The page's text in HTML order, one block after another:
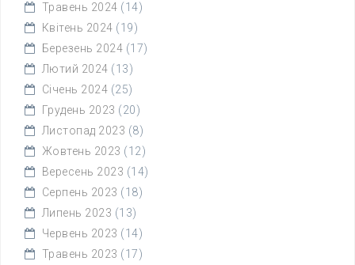
Травень 2024 (14)
Квітень 2024 (19)
Березень 2024 (17)
Лютий 2024 (13)
Січень 2024 (25)
Грудень 2023 (20)
Листопад 2023 (8)
Жовтень 2023 (12)
Вересень 2023 (14)
Серпень 2023 (18)
Липень 2023 (13)
Червень 2023 (14)
Травень 2023 (17)